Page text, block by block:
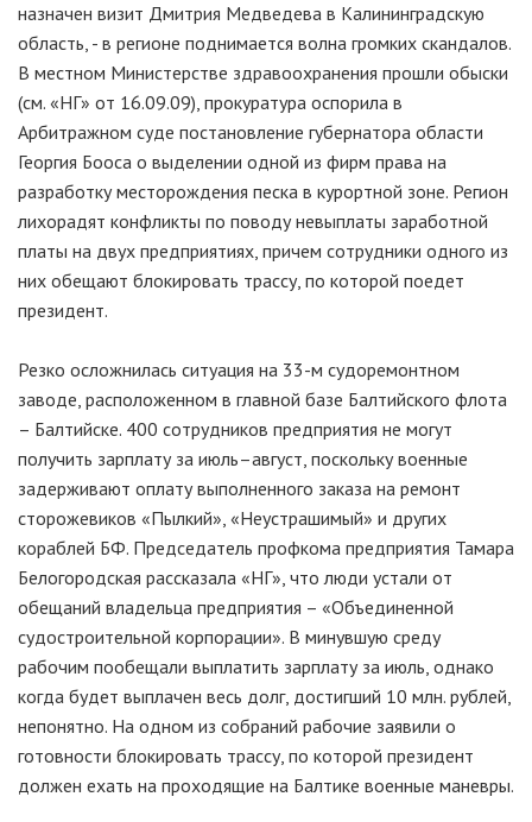
назначен визит Дмитрия Медведева в Калининградскую
область, - в регионе поднимается волна громких скандалов.
В местном Министерстве здравоохранения прошли обыски
(см. «НГ» от 16.09.09), прокуратура оспорила в
Арбитражном суде постановление губернатора области
Георгия Бооса о выделении одной из фирм права на
разработку месторождения песка в курортной зоне. Регион
лихорадят конфликты по поводу невыплаты заработной
платы на двух предприятиях, причем сотрудники одного из
них обещают блокировать трассу, по которой поедет
президент.
Резко осложнилась ситуация на 33-м судоремонтном
заводе, расположенном в главной базе Балтийского флота
– Балтийске. 400 сотрудников предприятия не могут
получить зарплату за июль–август, поскольку военные
задерживают оплату выполненного заказа на ремонт
сторожевиков «Пылкий», «Неустрашимый» и других
кораблей БФ. Председатель профкома предприятия Тамара
Белогородская рассказала «НГ», что люди устали от
обещаний владельца предприятия – «Объединенной
судостроительной корпорации». В минувшую среду
рабочим пообещали выплатить зарплату за июль, однако
когда будет выплачен весь долг, достигший 10 млн. рублей,
непонятно. На одном из собраний рабочие заявили о
готовности блокировать трассу, по которой президент
должен ехать на проходящие на Балтике военные маневры.